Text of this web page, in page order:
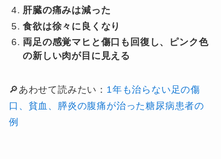
肝臓の痛みは減った
食欲は徐々に良くなり
両足の感覚マヒと傷口も回復し、
ピンク色
の新しい肉が目に見える
🔎あわせて読みたい： 1年も治らない足の傷
口、貧血、膵炎の腹痛が治った糖尿病患者の
例